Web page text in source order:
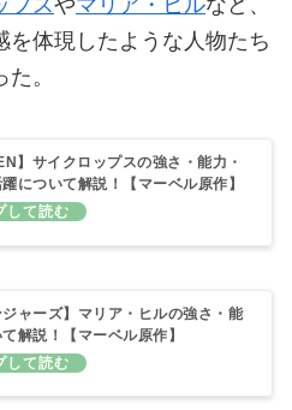
プスやマリア・ヒルなど、
を体現したような人物たち
。
】サイクロップスの強さ・能力・
について解説！【マーベル原作】
ジャーズ】マリア・ヒルの強さ・能
解説！【マーベル原作】